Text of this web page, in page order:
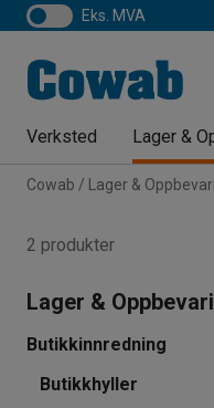
eks. MVA
Verksted Lager &
Cowab Lager &
2 produkter
Lager &
Butikkinnredning
Butikkhyller